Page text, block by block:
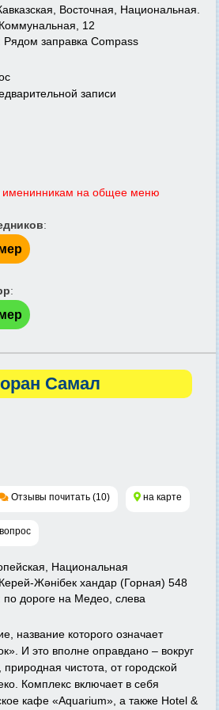
Восточная, Национальная.
12
Рядом заправка Compass
записи
именинникам на общее меню
:
:
Самал
Отзывы почитать (10) на карте
Национальная
Жәнібек хандар (Горная) 548
по дороге на Медео, слева
название которого означает
И это вполне оправдано – вокруг
чистота, от городской
Комплекс включает в себя
кафе «Aquarium», а также Hotel &